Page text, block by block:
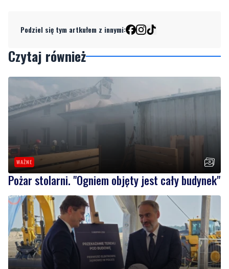
Podziel się tym artkułem z innymi:
Czytaj również
WAŻNE
Pożar stolarni. "Ogniem objęty jest cały budynek"